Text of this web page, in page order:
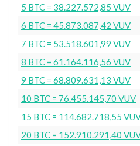
5 BTC = 38.227.572,85 VUV
6 BTC = 45.873.087,42 VUV
7 BTC = 53.518.601,99 VUV
8 BTC = 61.164.116,56 VUV
9 BTC = 68.809.631,13 VUV
10 BTC = 76.455.145,70 VUV
15 BTC = 114.682.718,55
20 BTC = 152.910.291,40